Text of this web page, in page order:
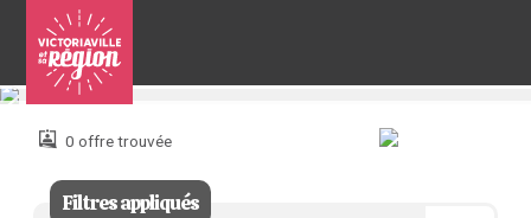
Pour
joindre 0 offre trouvée
Filtres appliqués